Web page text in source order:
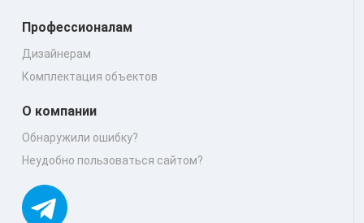
Профессионалам
Дизайнерам
Комплектация объектов
О компании
Обнаружили ошибку?
Неудобно пользоваться сайтом?